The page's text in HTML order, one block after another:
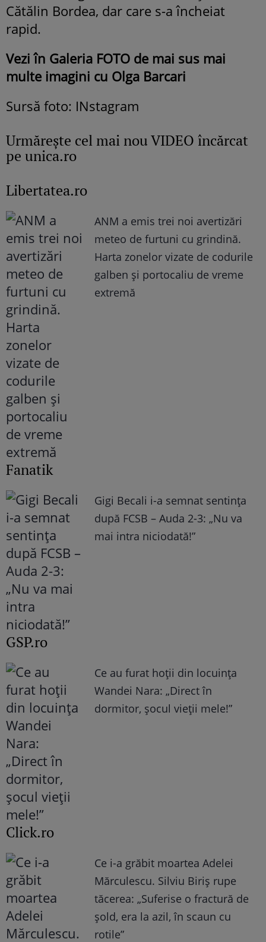
Cătălin Bordea, dar care s-a încheiat
rapid.
Vezi în Galeria FOTO de mai sus mai
multe imagini cu Olga Barcari
Sursă foto: INstagram
Urmăreşte cel mai nou VIDEO încărcat
pe unica.ro
Libertatea.ro
ANM a emis trei noi avertizări
meteo de furtuni cu grindină.
Harta zonelor vizate de codurile
galben și portocaliu de vreme
extremă
Fanatik
Gigi Becali i-a semnat sentința
după FCSB – Auda 2-3: „Nu va
mai intra niciodată!”
GSP.ro
Ce au furat hoții din locuința
Wandei Nara: „Direct în
dormitor, șocul vieții mele!”
Click.ro
Ce i-a grăbit moartea Adelei
Mărculescu. Silviu Biriș rupe
tăcerea: „Suferise o fractură de
șold, era la azil, în scaun cu
rotile”